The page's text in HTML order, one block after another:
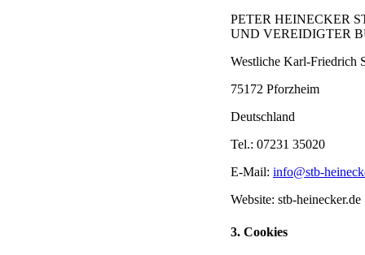
PETER HEINECKER
UND VEREIDIGTER
Westliche Karl-Friedrich
75172 Pforzheim
Deutschland
Tel.: 07231 35020
E-Mail: info@stb-
Website: stb-heinecker.de
3. Cookies